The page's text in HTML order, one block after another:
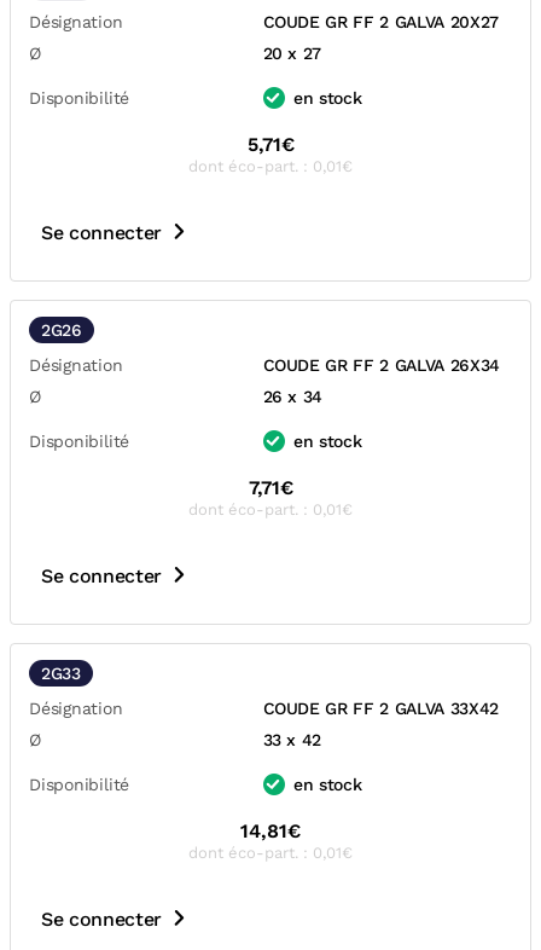
Désignation
COUDE GR FF 2 GALVA 20X27
Ø
20 x 27
Disponibilité en stock
5,71€
dont éco-part. : 0,01€
Se connecter
2G26
Désignation
COUDE GR FF 2 GALVA 26X34
Ø
26 x 34
Disponibilité en stock
7,71€
dont éco-part. : 0,01€
Se connecter
2G33
Désignation
COUDE GR FF 2 GALVA 33X42
Ø
33 x 42
Disponibilité en stock
14,81€
dont éco-part. : 0,01€
Se connecter